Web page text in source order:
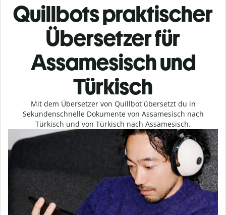
Quillbots praktischer
Übersetzer für
Assamesisch und
Türkisch
Mit dem Übersetzer von Quillbot übersetzt du in
Sekundenschnelle Dokumente von Assamesisch nach
Türkisch und von Türkisch nach Assamesisch.